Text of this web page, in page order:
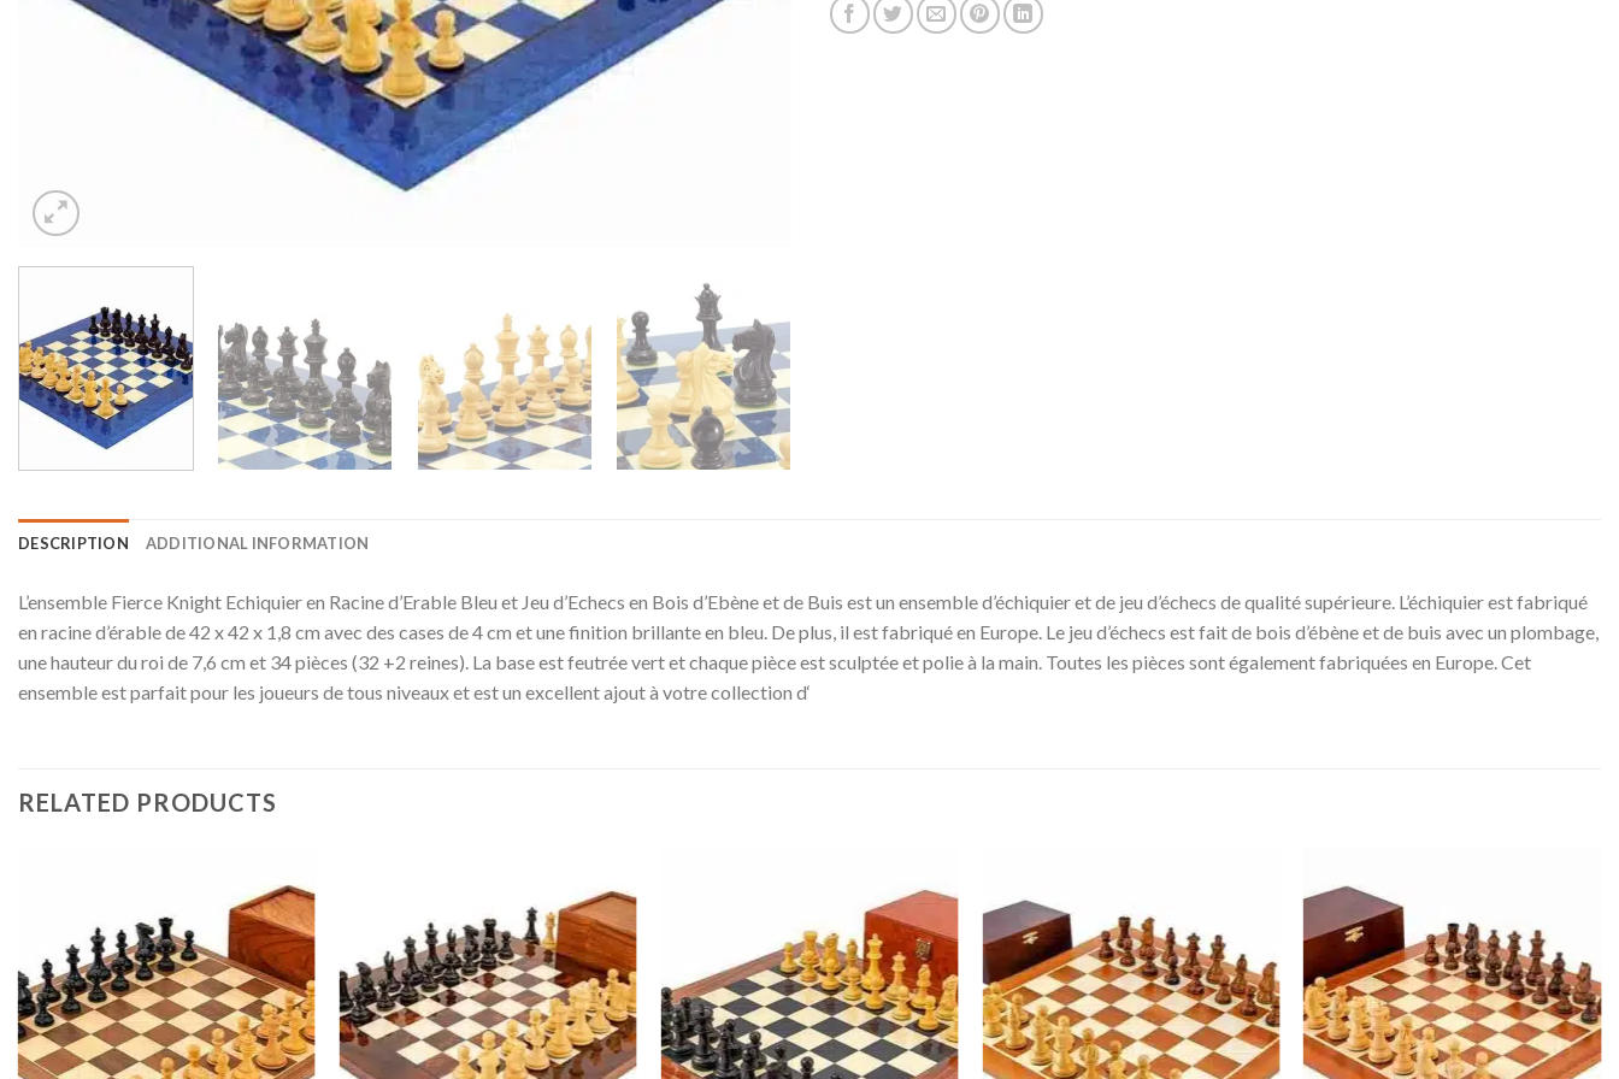
DESCRIPTION ADDITIONAL INFORMATION
L’ensemble Fierce Knight Echiquier en Racine d’Erable Bleu et Jeu d’Echecs en Bois d’Ebène et de Buis est un ensemble d’échiquier et de jeu d’échecs de qualité supérieure. L’échiquier est fabriqué
en racine d’érable de 42 x 42 x 1,8 cm avec des cases de 4 cm et une finition brillante en bleu. De plus, il est fabriqué en Europe. Le jeu d’échecs est fait de bois d’ébène et de buis avec un plombage,
une hauteur du roi de 7,6 cm et 34 pièces (32 +2 reines). La base est feutrée vert et chaque pièce est sculptée et polie à la main. Toutes les pièces sont également fabriquées en Europe. Cet
ensemble est parfait pour les joueurs de tous niveaux et est un excellent ajout à votre collection d‘
RELATED PRODUCTS